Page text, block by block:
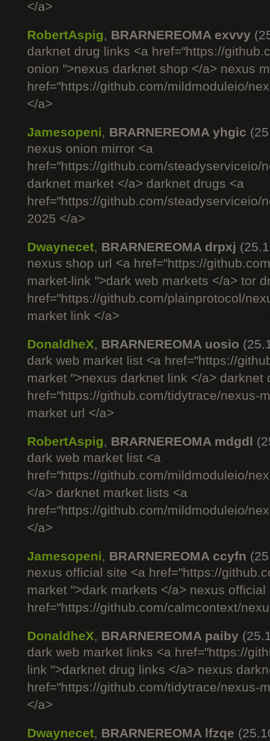
</a>
RobertAspig, BRARNEREOMA exvvy
darknet drug links <a href="https://
onion ">nexus darknet shop </a> nexus
href="https://github.com/mildmoduleio/
</a>
Jamesopeni, BRARNEREOMA yhgic
nexus onion mirror <a
href="https://github.com/steadyserviceio/
darknet market </a> darknet drugs <a
href="https://github.com/steadyserviceio/
2025 </a>
Dwaynecet, BRARNEREOMA drpxj
nexus shop url <a href="https://
market-link ">dark web markets </a> tor
href="https://github.com/plainprotocol/
market link </a>
DonaldheX, BRARNEREOMA uosio
dark web market list <a href="https://
market ">nexus darknet link </a> darknet
href="https://github.com/tidytrace/nexus-
market url </a>
RobertAspig, BRARNEREOMA mdgdl
dark web market list <a
href="https://github.com/mildmoduleio/
</a> darknet market lists <a
href="https://github.com/mildmoduleio/
</a>
Jamesopeni, BRARNEREOMA ccyfn
nexus official site <a href="https://
market ">dark markets </a> nexus official
href="https://github.com/calmcontext/
DonaldheX, BRARNEREOMA paiby
dark web market links <a href="https://
link ">darknet drug links </a> nexus
href="https://github.com/tidytrace/nexus-
</a>
Dwaynecet, BRARNEREOMA lfzqe